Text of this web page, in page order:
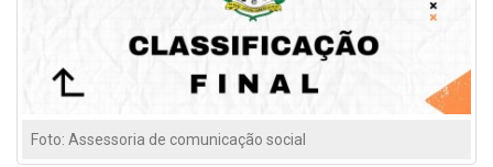
Foto: Assessoria de comunicação social